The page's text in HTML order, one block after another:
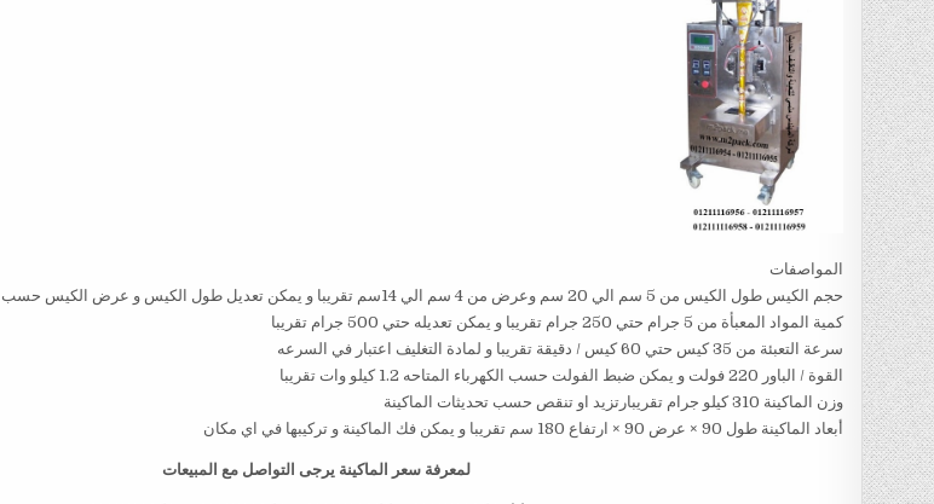
المواصفات
حجم الكيس طول الكيس من 5 سم الي 20 سم وعرض من 4 سم الي 14سم تقريبا و يمكن تعديل طول الكيس و عرض الكيس حسب متطلبات العمل
كمية المواد المعبأة من 5 جرام حتي 250 جرام تقريبا و يمكن تعديله حتي 500 جرام تقريبا
سرعة التعبئة من 35 كيس حتي 60 كيس / دقيقة تقريبا و لمادة التغليف اعتبار في السرعه
القوة / الباور 220 فولت و يمكن ضبط الفولت حسب الكهرباء المتاحه 1.2 كيلو وات تقريبا
وزن الماكينة 310 كيلو جرام تقريبارتزيد او تنقص حسب تحديثات الماكينة
أبعاد الماكينة طول 90 × عرض 90 × ارتفاع 180 سم تقريبا و يمكن فك الماكينة و تركيبها في اي مكان
لمعرفة سعر الماكينة يرجى التواصل مع المبيعات